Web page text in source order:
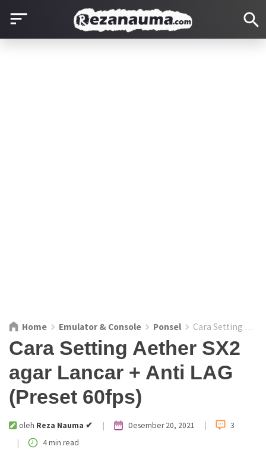
Home Emulator & Console Ponsel Cara Setting Aether SX2 agar Lancar + Anti LAG (Preset 60fps)
Cara Setting Aether SX2
agar Lancar + Anti LAG
(Preset 60fps)
oleh Reza Nauma ✔ | Desember 20, 2021 |
3
|
4 min read